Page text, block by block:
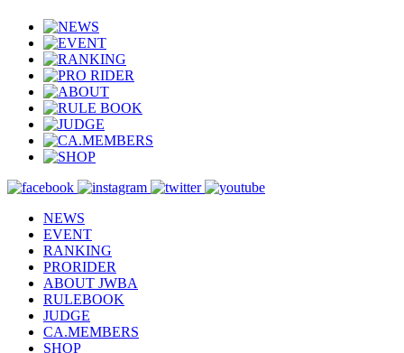
NEWS
EVENT
RANKING
PRORIDER
ABOUT JWBA
RULEBOOK
JUDGE
CA.MEMBERS
SHOP